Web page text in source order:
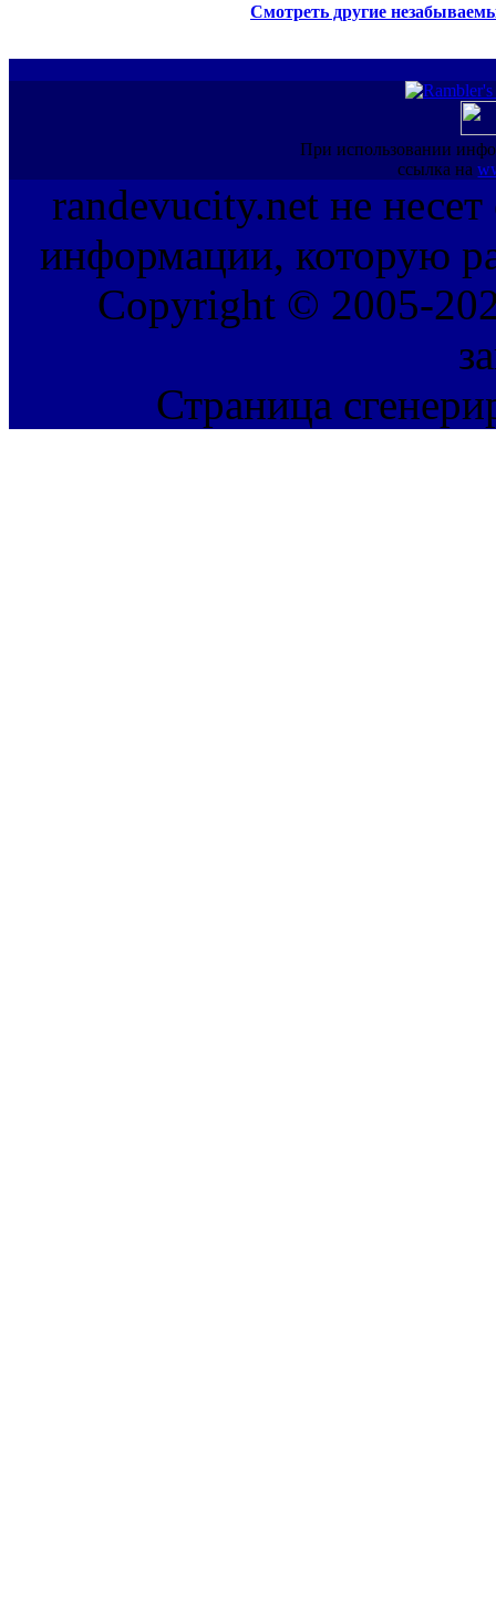
Смотреть другие
При использовании
ссылка на
randevucity.net не несет
информации, которую
Copyright © 2005-
Страница